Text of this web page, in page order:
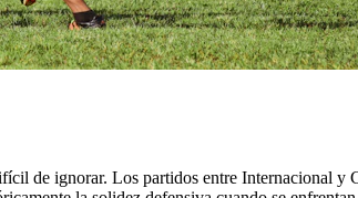
de ignorar. Los partidos entre Internacional